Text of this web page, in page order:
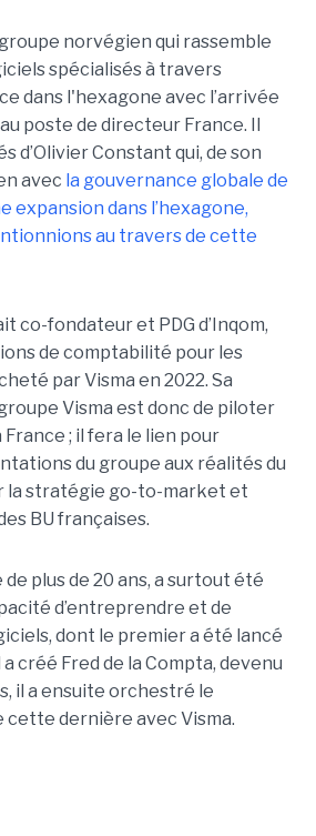
groupe norvégien qui rassemble
spécialisés à travers
dans l'hexagone avec l’arrivée
poste de directeur France. Il
d’Olivier Constant qui, de son
avec la gouvernance globale de
expansion dans l’hexagone,
au travers de cette
co-fondateur et PDG d’Inqom,
de comptabilité pour les
par Visma en 2022. Sa
Visma est donc de piloter
; il fera le lien pour
du groupe aux réalités du
la stratégie go-to-market et
BU françaises.
plus de 20 ans, a surtout été
d’entreprendre et de
dont le premier a été lancé
a créé Fred de la Compta, devenu
il a ensuite orchestré le
dernière avec Visma.